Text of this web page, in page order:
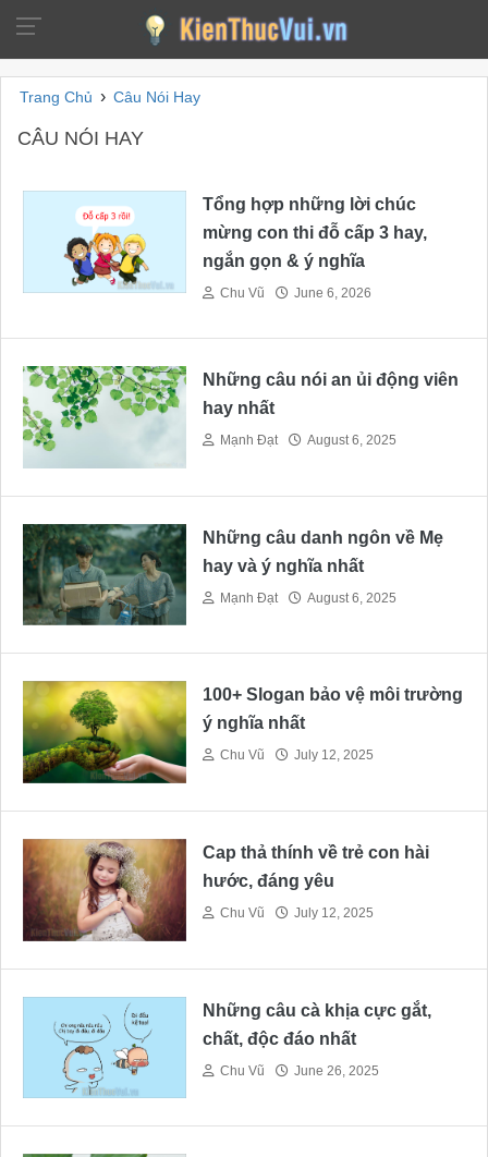
Trang Chủ › Câu Nói Hay
CÂU NÓI HAY
Tổng hợp những lời chúc
mừng con thi đỗ cấp 3 hay,
ngắn gọn & ý nghĩa
Chu Vũ June 6, 2026
Những câu nói an ủi động viên
hay nhất
Mạnh Đạt August 6, 2025
Những câu danh ngôn về Mẹ
hay và ý nghĩa nhất
Mạnh Đạt August 6, 2025
100+ Slogan bảo vệ môi trường
ý nghĩa nhất
Chu Vũ July 12, 2025
Cap thả thính về trẻ con hài
hước, đáng yêu
Chu Vũ July 12, 2025
Những câu cà khịa cực gắt,
chất, độc đáo nhất
Chu Vũ June 26, 2025